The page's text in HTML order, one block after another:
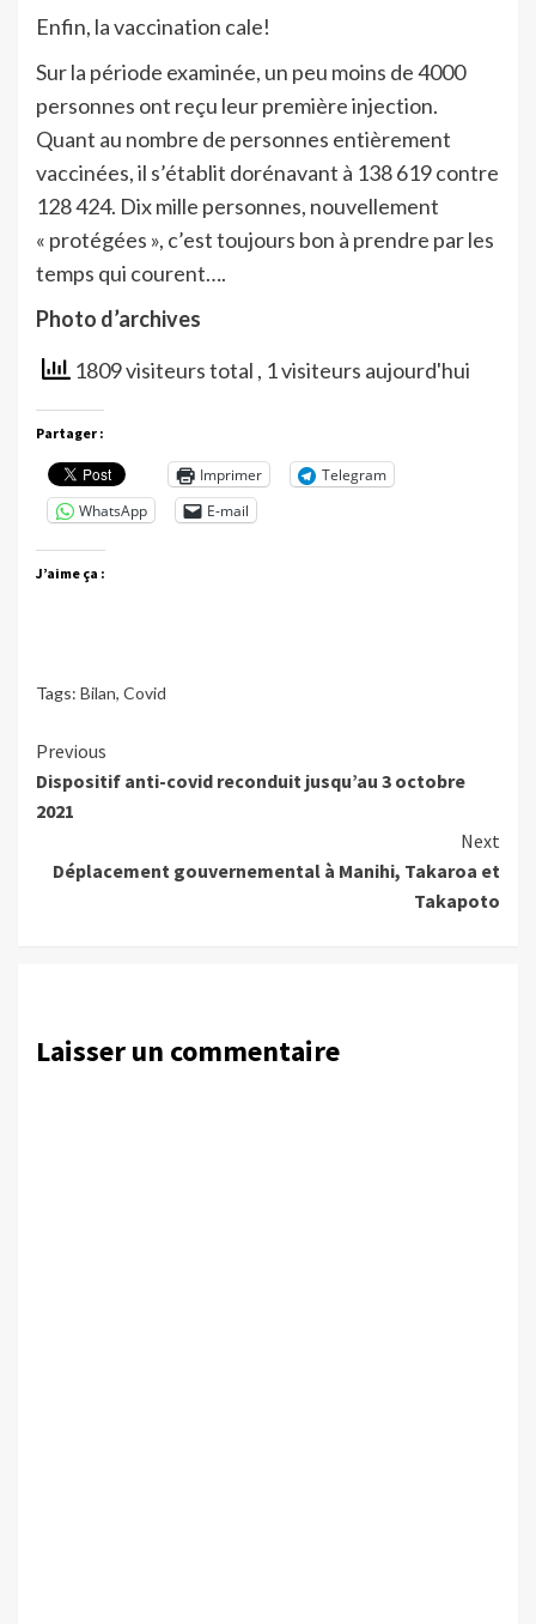
Enfin, la vaccination cale!
Sur la période examinée, un peu moins de 4000
personnes ont reçu leur première injection.
Quant au nombre de personnes entièrement
vaccinées, il s’établit dorénavant à 138 619 contre
128 424. Dix mille personnes, nouvellement
« protégées », c’est toujours bon à prendre par les
temps qui courent….
Photo d’archives
1809 visiteurs total , 1 visiteurs aujourd'hui
Partager :
Imprimer
Telegram
WhatsApp
E-mail
J’aime ça :
Tags: Bilan, Covid
Continue
Reading
Previous
Dispositif anti-covid reconduit jusqu’au 3 octobre
2021
Next
Déplacement gouvernemental à Manihi, Takaroa et
Takapoto
Laisser un commentaire